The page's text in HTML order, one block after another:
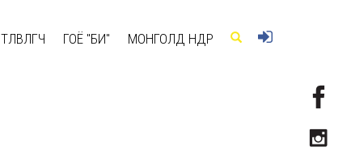
ТӨЛӨВЛӨГЧ ГОЁ "БИ" МОНГОЛД ӨНӨӨДӨР